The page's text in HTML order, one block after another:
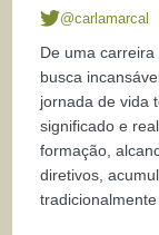
@carlamarcal
De uma
busca
jornada de vida
significado e
formação,
diretivos,